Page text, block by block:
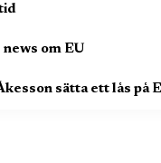
om EU
sätta ett lås på